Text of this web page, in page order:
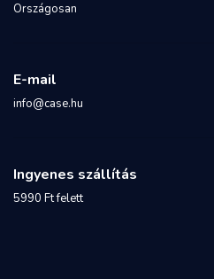
Országosan
E-mail
info@case.hu
Ingyenes szállítás
5990 Ft felett